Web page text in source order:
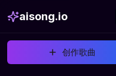
aisong.io
创作歌曲